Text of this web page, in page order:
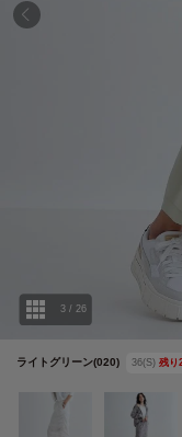
ライトグリーン(020) 36(S) 残り
3 / 26